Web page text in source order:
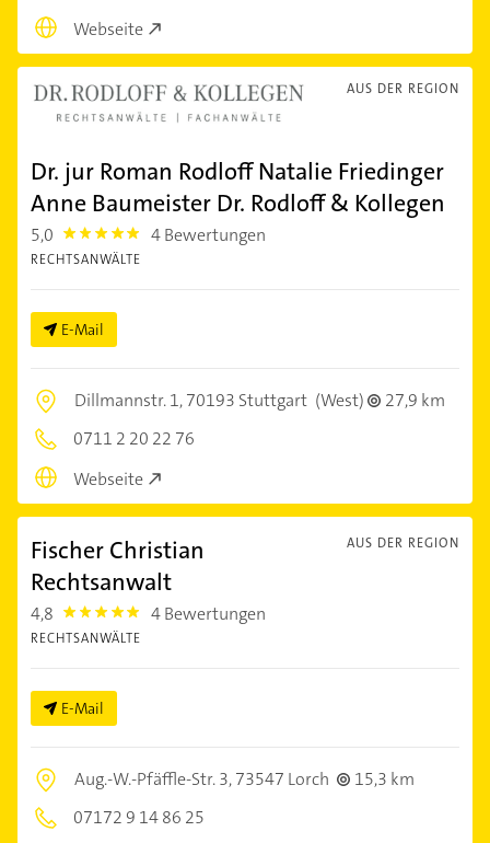
Webseite
AUS DER REGION
Dr. jur Roman Rodloff Natalie Friedinger
Anne Baumeister Dr. Rodloff & Kollegen
5,0 5.0 4 Bewertungen
RECHTSANWÄLTE
E-Mail
Dillmannstr. 1,70193 Stuttgart (West)
27,9 km
0711 2 20 22 76
Webseite
AUS DER REGION
Fischer Christian
Rechtsanwalt
4,8 4.8 4 Bewertungen
RECHTSANWÄLTE
E-Mail
Aug.-W.-Pfäffle-Str. 3,73547 Lorch
15,3 km
07172 9 14 86 25